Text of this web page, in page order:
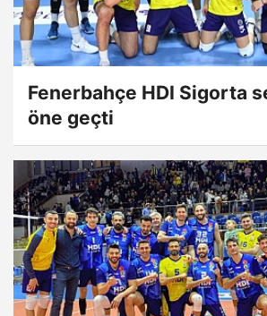
Fenerbahçe HDI Sigorta
öne geçti